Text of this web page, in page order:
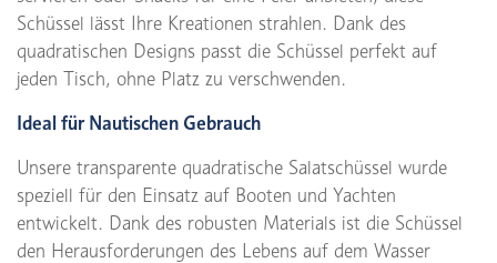
Schüssel lässt Ihre Kreationen strahlen. Dank des
quadratischen Designs passt die Schüssel perfekt auf
jeden Tisch, ohne Platz zu verschwenden.
Ideal für Nautischen Gebrauch
Unsere transparente quadratische Salatschüssel wurde
speziell für den Einsatz auf Booten und Yachten
entwickelt. Dank des robusten Materials ist die Schüssel
den Herausforderungen des Lebens auf dem Wasser